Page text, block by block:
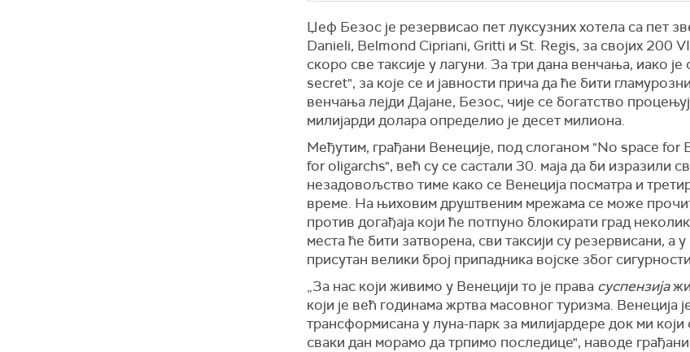
Џеф Безос је резервисао пет луксузних хотела са пет
Danieli, Belmond Cipriani, Gritti и St. Regis, за својих 200
скоро све таксије у лагуни. За три дана венчања, иако
secret", за које се и јавности прича да ће бити
венчања лејди Дајане, Безос, чије се богатство
милијарди долара определио је десет милиона.
Међутим, грађани Венеције, под слоганом "No space for
for oligarchs", већ су се састали 30. маја да би изразили
незадовољство тиме како се Венеција посматра и
време. На њиховим друштвеним мрежама се може
против догађаја који ће потпуно блокирати град
места ће бити затворена, сви таксији су резервисани, а
присутан велики број припадника војске због сигурности
„За нас који живимо у Венецији то је права суспензија
који је већ годинама жртва масовног туризма. Венеција
трансформисана у луна-парк за милијардере док ми
сваки дан морамо да трпимо последице", наводе